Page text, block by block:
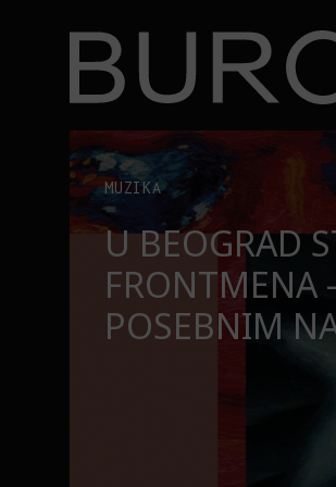
BURO.
KNJIGE
TRI KNJIGE
ČITA NA
Tri knjige koje Valentina Bakti